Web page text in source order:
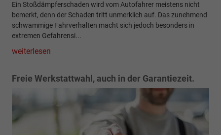
Ein Stoßdämpferschaden wird vom Autofahrer meistens nicht
bemerkt, denn der Schaden tritt unmerklich auf. Das zunehmend
schwammige Fahrverhalten macht sich jedoch besonders in
extremen Gefahrensi...
weiterlesen
Freie Werkstattwahl, auch in der Garantiezeit.